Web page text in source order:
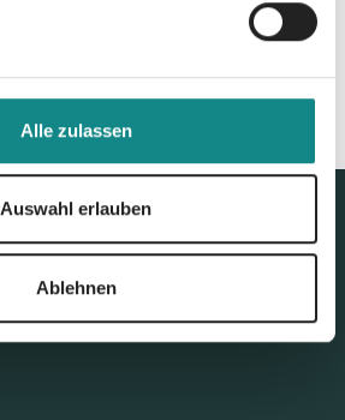
Alle zulassen
Auswahl erlauben
Ablehnen